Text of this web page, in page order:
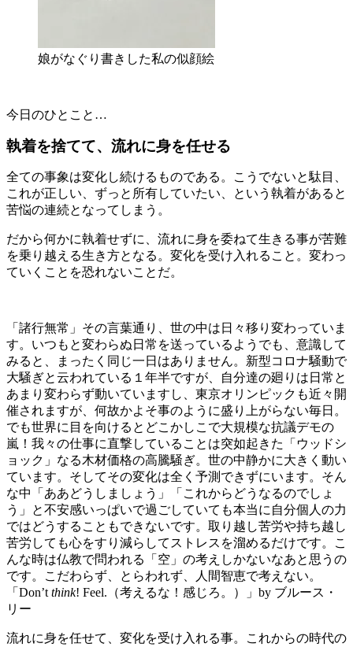
娘がなぐり書きした私の似顔絵
今日のひとこと…
執着を捨てて、流れに身を任せる
全ての事象は変化し続けるものである。こうでないと駄目、
これが正しい、ずっと所有していたい、
という執着があると
苦悩の連続となってしまう。
だから何かに執着せずに、 流れに身を委ねて生きる事が苦難
を乗り越える生き方となる。 変化を受け入れること。変わっ
ていくことを恐れないことだ。
「諸行無常」その言葉通り、世の中は日々移り変わっていま
す。いつもと変わらぬ日常を送っているようでも、意識して
みると、まったく同じ一日はありません。新型コロナ騒動で
大騒ぎと云われている１年半ですが、自分達の廻りは日常と
あまり変わらず動いていますし、東京オリンピックも近々開
催されますが、何故かよそ事のように盛り上がらない毎日。
でも世界に目を向けるとどこかしこで大規模な抗議デモの
嵐！我々の仕事に直撃していることは突如起きた「ウッドシ
ョック」なる木材価格の高騰騒ぎ。世の中静かに大きく動い
ています。そしてその変化は全く予測できずにいます。そん
な中「ああどうしましょう」「これからどうなるのでしょ
う」と不安感いっぱいで過ごしていても本当に自分個人の力
ではどうすることもできないです。取り越し苦労や持ち越し
苦労しても心をすり減らしてストレスを溜めるだけです。こ
んな時は仏教で問われる「空」の考えしかないなあと思うの
です。こだわらず、とらわれず、人間智恵で考えない。
「Don’t think! Feel.（考えるな！感じろ。）」by ブルース・
リー
流れに身を任せて、変化を受け入れる事。これからの時代の